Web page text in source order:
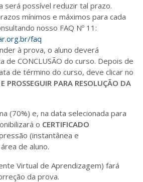
será possível reduzir tal prazo.
mínimos e máximos para cada
nosso FAQ Nº 11:
faq
à prova, o aluno deverá
de CONCLUSÃO do curso. Depois de
de término do curso, deve clicar no
PROSSEGUIR PARA RESOLUÇÃO DA
(70%) e, na data selecionada para
o CERTIFICADO
(instantânea e
de aluno.
Virtual de Aprendizagem) fará
da prova.